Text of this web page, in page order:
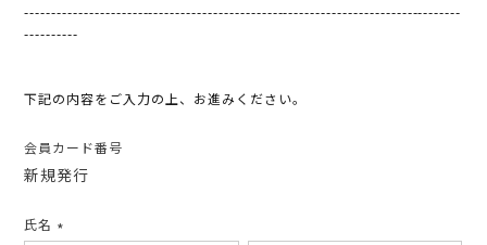
---------------------------------------------------------------------------------
----------
下記の内容をご入力の上、お進みください。
会員カード番号
新規発行
氏名